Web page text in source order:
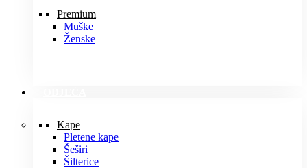
Premium
Muške
Ženske
Kape
Pletene kape
Šeširi
Šilterice